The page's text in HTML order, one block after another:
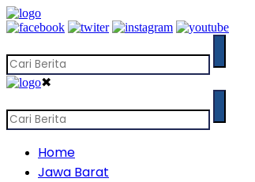
✖
Home
Jawa Barat